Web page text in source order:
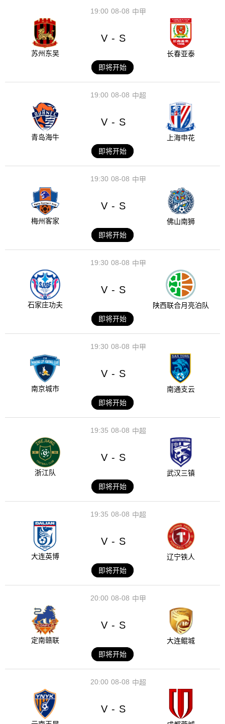
08-08
19:00 中甲
苏州东吴
V - S
长春亚泰
即将开始
08-08
19:00 中超
青岛海牛
V - S
上海申花
即将开始
08-08
19:30 中甲
梅州客家
V - S
佛山南狮
即将开始
08-08
19:30 中甲
石家庄功夫
V - S
陕西联合月亮泊队
即将开始
08-08
19:30 中甲
南京城市
V - S
南通支云
即将开始
08-08
19:35 中超
浙江队
V - S
武汉三镇
即将开始
08-08
19:35 中超
大连英博
V - S
辽宁铁人
即将开始
08-08
20:00 中甲
定南赣联
V - S
大连鲲城
即将开始
08-08
20:00 中超
V - S